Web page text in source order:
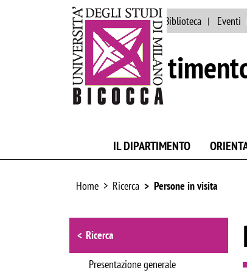
Ateneo Persone Biblioteca Eventi
IL DIPARTIMENTO
Home Ricerca Persone in visita
Browse the
Ricerca
Presentazione generale